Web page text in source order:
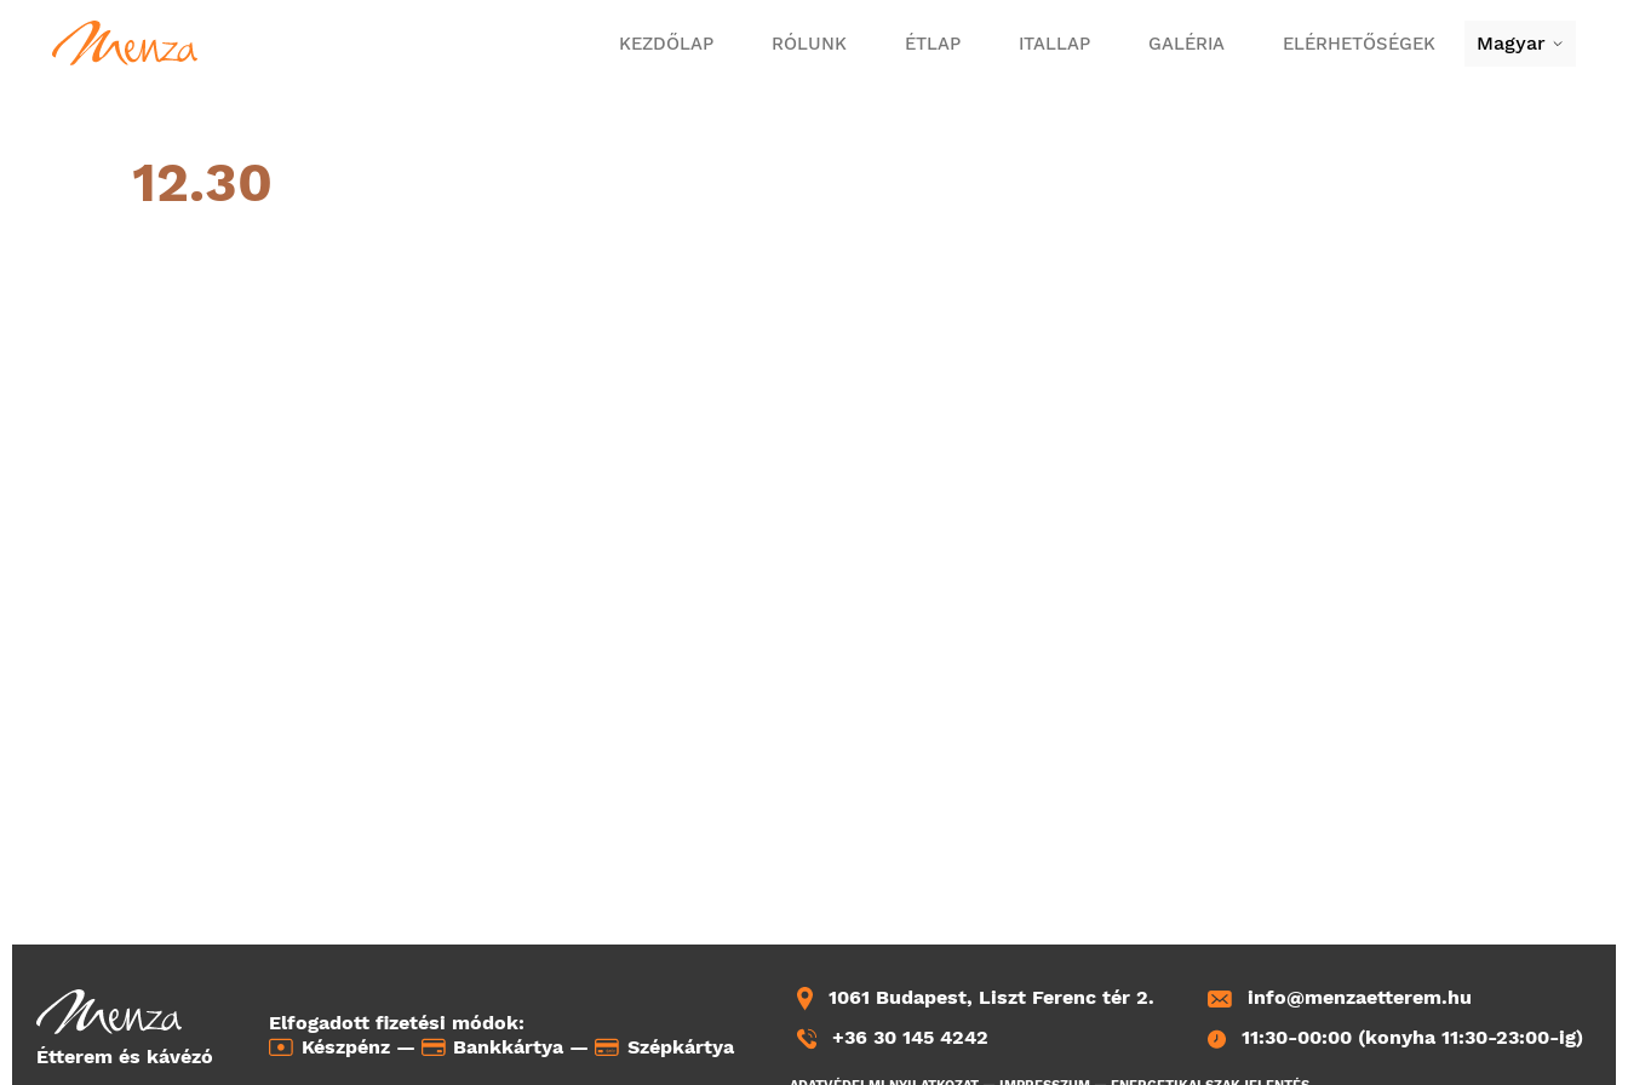
KEZDŐLAP RÓLUNK ÉTLAP ITALLAP GALÉRIA ELÉRHETŐSÉGEK Magyar
12.30
Étterem és kávézó
Elfogadott fizetési módok:
Készpénz —
Bankkártya — Szépkártya
1061 Budapest, Liszt Ferenc tér 2.
+36 30 145 4242
info@menzaetterem.hu
11:30-00:00 (konyha 11:30-23:00-ig)